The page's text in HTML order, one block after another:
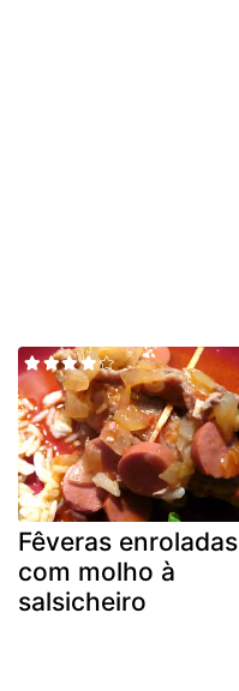
Fêveras enroladas
com molho à
salsicheiro